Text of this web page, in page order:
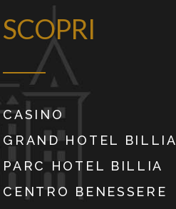
SCOPRI
CASINO
GRAND HOTEL BILLIA
PARC HOTEL BILLIA
CENTRO BENESSERE